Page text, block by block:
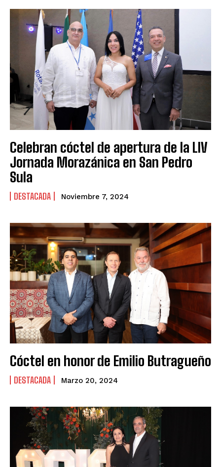
Celebran cóctel de apertura de la LIV
Jornada Morazánica en San Pedro
Sula
DESTACADA Noviembre 7, 2024
Cóctel en honor de Emilio Butragueño
DESTACADA Marzo 20, 2024